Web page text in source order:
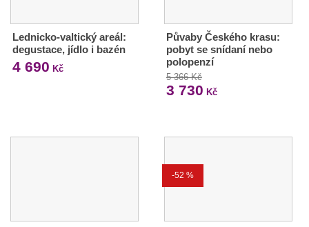
Lednicko-valtický areál:
degustace, jídlo i bazén
4 690 Kč
Půvaby Českého krasu:
pobyt se snídaní nebo
polopenzí
5 366 Kč
3 730 Kč
-52 %